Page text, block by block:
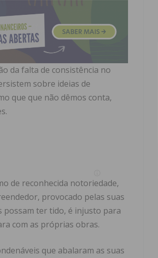
da falta de consistência no
sobre ideias de
que que não dêmos conta,
de reconhecida notoriedade,
provocado pelas suas
possam ter tido, é injusto para
com as próprias obras.
que abalaram as suas